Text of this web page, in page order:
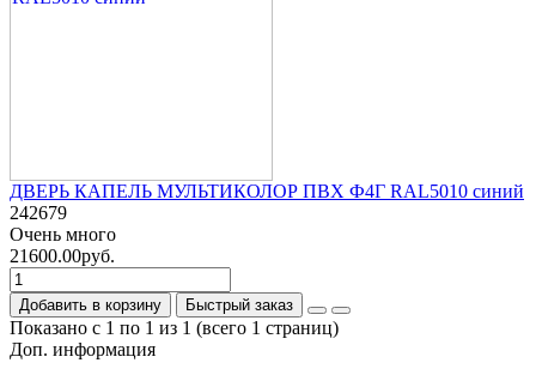
ДВЕРЬ КАПЕЛЬ МУЛЬТИКОЛОР ПВХ Ф4Г RAL5010 синий
242679
Очень много
21600.00руб.
Добавить в корзину Быстрый заказ
Показано с 1 по 1 из 1 (всего 1 страниц)
Доп. информация